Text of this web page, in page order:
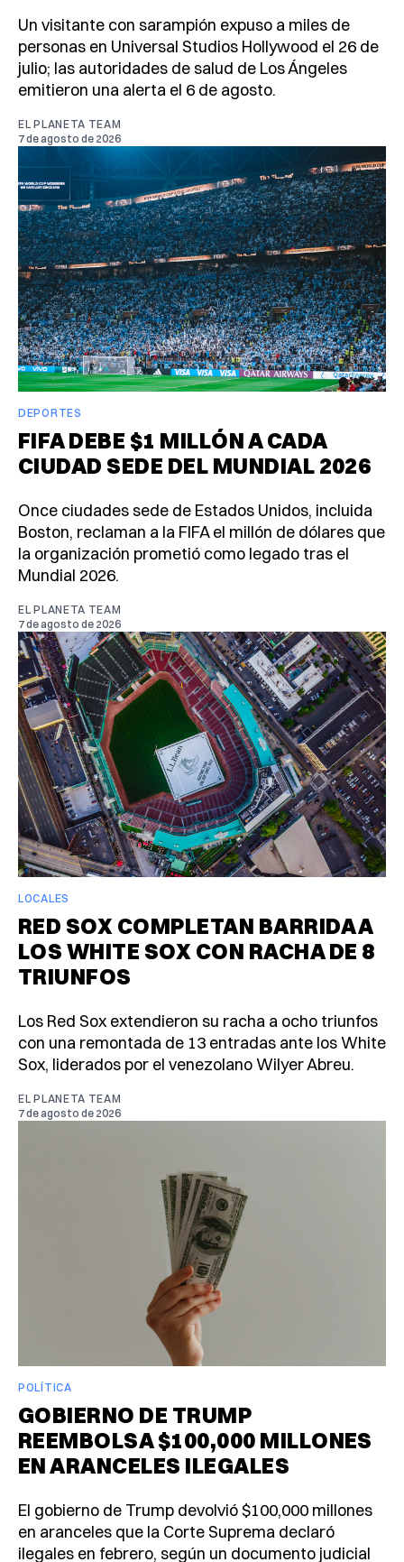
Un visitante con sarampión expuso a miles de
personas en Universal Studios Hollywood el 26 de
julio; las autoridades de salud de Los Ángeles
emitieron una alerta el 6 de agosto.
EL PLANETA TEAM
7 de agosto de 2026
DEPORTES
FIFA DEBE $1 MILLÓN A CADA
CIUDAD SEDE DEL MUNDIAL 2026
Once ciudades sede de Estados Unidos, incluida
Boston, reclaman a la FIFA el millón de dólares que
la organización prometió como legado tras el
Mundial 2026.
EL PLANETA TEAM
7 de agosto de 2026
LOCALES
RED SOX COMPLETAN BARRIDA A
LOS WHITE SOX CON RACHA DE 8
TRIUNFOS
Los Red Sox extendieron su racha a ocho triunfos
con una remontada de 13 entradas ante los White
Sox, liderados por el venezolano Wilyer Abreu.
EL PLANETA TEAM
7 de agosto de 2026
POLÍTICA
GOBIERNO DE TRUMP
REEMBOLSA $100,000 MILLONES
EN ARANCELES ILEGALES
El gobierno de Trump devolvió $100,000 millones
en aranceles que la Corte Suprema declaró
ilegales en febrero, según un documento judicial